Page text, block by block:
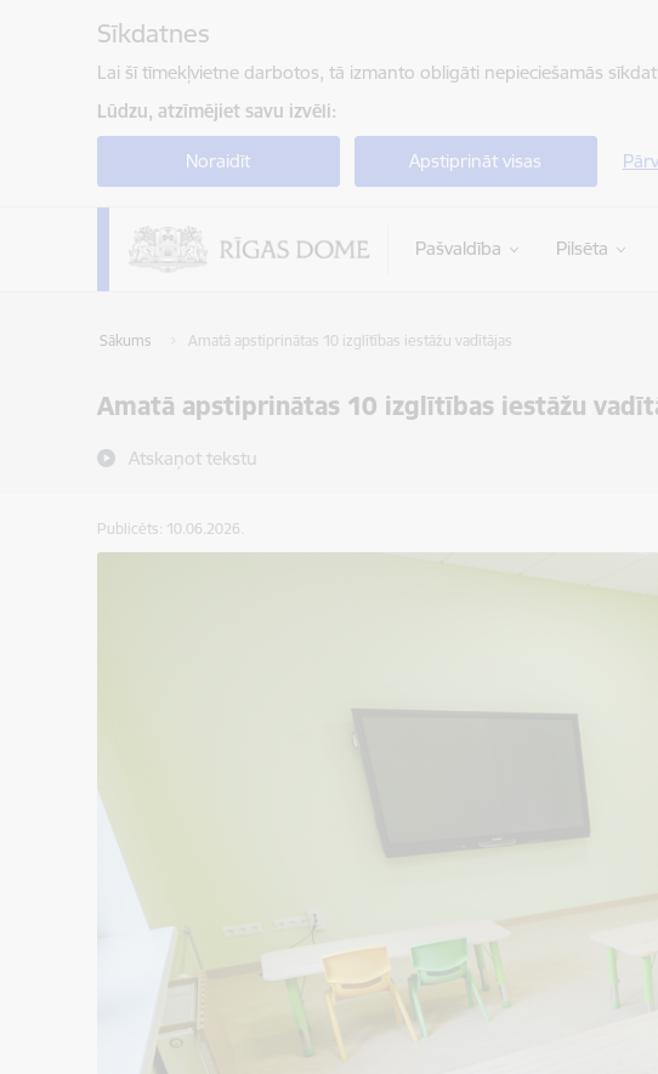
Sīkdatnes
Lai šī tīmekļvietne darbotos, tā izmanto obligāti nepieciešamās
Lūdzu, atzīmējiet savu izvēli:
Noraidīt Apstiprināt visas
Pašvaldība Pilsēta
Sākums Amatā apstiprinātas 10 izglītības iestāžu vadītājas
Amatā apstiprinātas 10 izglītības iestāžu
Atskaņot tekstu
Publicēts: 10.06.2026.